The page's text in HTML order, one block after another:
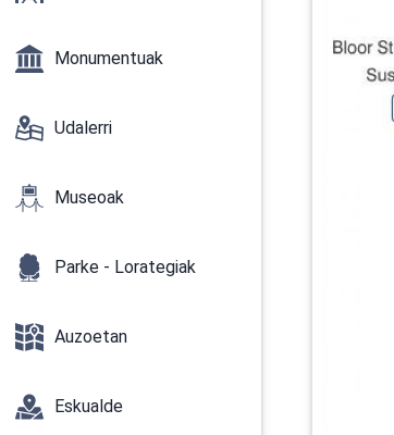
Monumentuak
Udalerri
Museoak
Parke - Lorategiak
Auzoetan
Eskualde